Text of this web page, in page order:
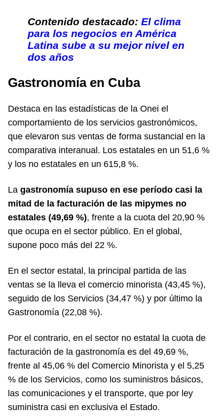
Contenido destacado: El clima
para los negocios en América
Latina sube a su mejor nivel en
dos años
Gastronomía en Cuba
Destaca en las estadísticas de la Onei el
comportamiento de los servicios gastronómicos,
que elevaron sus ventas de forma sustancial en la
comparativa interanual. Los estatales en un 51,6 %
y los no estatales en un 615,8 %.
La gastronomía supuso en ese período casi la
mitad de la facturación de las mipymes no
estatales (49,69 %), frente a la cuota del 20,90 %
que ocupa en el sector público. En el global,
supone poco más del 22 %.
En el sector estatal, la principal partida de las
ventas se la lleva el comercio minorista (43,45 %),
seguido de los Servicios (34,47 %) y por último la
Gastronomía (22,08 %).
Por el contrario, en el sector no estatal la cuota de
facturación de la gastronomía es del 49,69 %,
frente al 45,06 % del Comercio Minorista y el 5,25
% de los Servicios, como los suministros básicos,
las comunicaciones y el transporte, que por ley
suministra casi en exclusiva el Estado.